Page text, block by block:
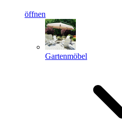
öffnen
Gartenmöbel